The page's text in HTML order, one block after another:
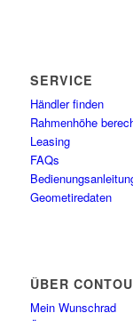
SERVICE
Händler finden
Rahmenhöhe
Leasing
FAQs
Geometiredaten
ÜBER
Mein Wunschrad